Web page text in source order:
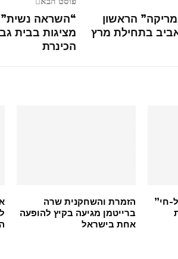
הראשון
בתחילת מרץ
מציגות בבית
הכינרת
הזמרת והשחקנית שרה
ברייטמן מגיעה בקיץ להופעה
אחת בישראל
חי”